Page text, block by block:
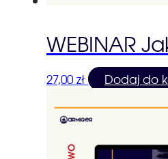
WEBINAR
27,00 zł Dodaj do